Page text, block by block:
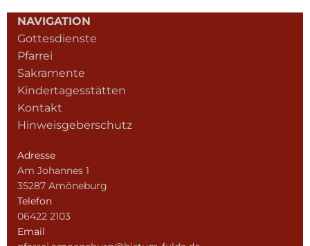
NAVIGATION
Gottesdienste
Pfarrei
Sakramente
Kindertagesstätten
Kontakt
Hinweisgeberschutz
Adresse
Am Johannes 1
35287 Amöneburg
Telefon
06422 2103
Email